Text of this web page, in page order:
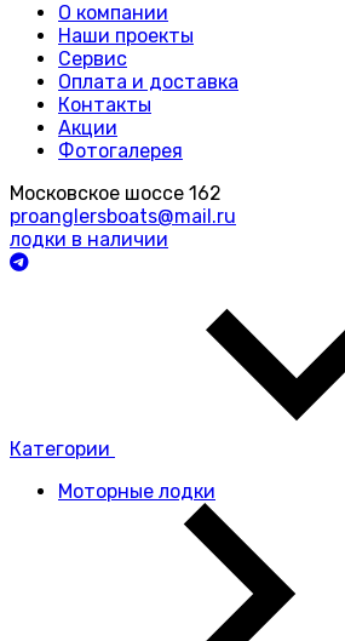
О компании
Наши проекты
Сервис
Оплата и доставка
Контакты
Акции
Фотогалерея
Московское шоссе 162
proanglersboats@mail.ru
лодки в наличии
Категории
Моторные лодки